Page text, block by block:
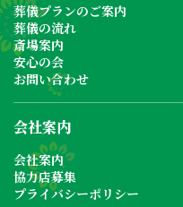
葬儀プランのご案内
葬儀の流れ
斎場案内
安心の会
お問い合わせ
会社案内
会社案内
協力店募集
プライバシーポリシー